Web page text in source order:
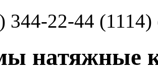
344-22-44
натяжные